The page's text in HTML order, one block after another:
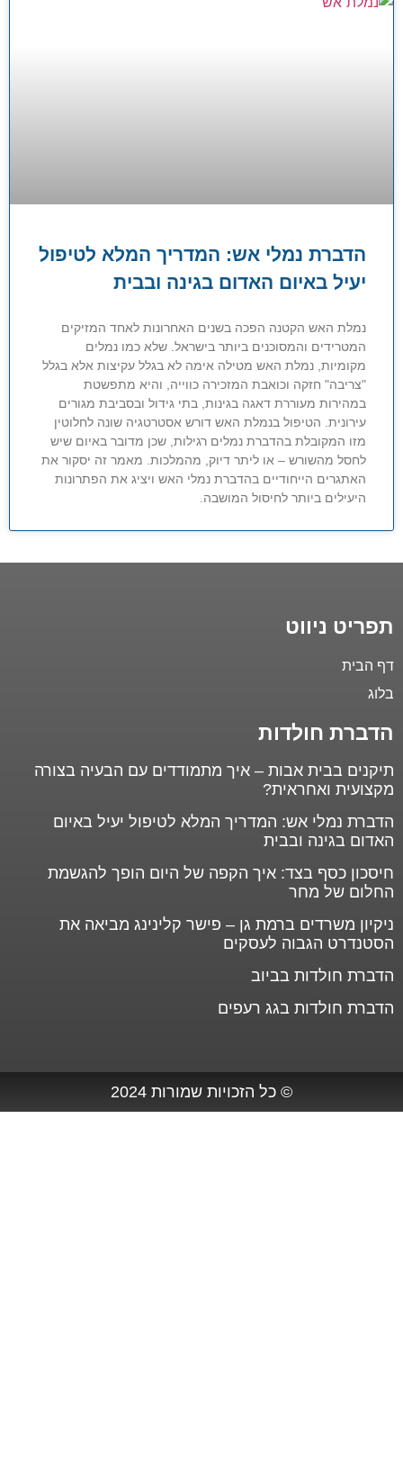
הדברת נמלי אש: המדריך המלא לטיפול
יעיל באיום האדום בגינה ובבית
נמלת האש הקטנה הפכה בשנים האחרונות לאחד המזיקים
המטרידים והמסוכנים ביותר בישראל. שלא כמו נמלים
מקומיות, נמלת האש מטילה אימה לא בגלל עקיצות אלא בגלל
"צריבה" חזקה וכואבת המזכירה כווייה, והיא מתפשטת
במהירות מעוררת דאגה בגינות, בתי גידול ובסביבת מגורים
עירונית. הטיפול בנמלת האש דורש אסטרטגיה שונה לחלוטין
מזו המקובלת בהדברת נמלים רגילות, שכן מדובר באיום שיש
לחסל מהשורש – או ליתר דיוק, מהמלכות. מאמר זה יסקור את
האתגרים הייחודיים בהדברת נמלי האש ויציג את הפתרונות
היעילים ביותר לחיסול המושבה.
תפריט ניווט
דף הבית
בלוג
הדברת חולדות
תיקנים בבית אבות – איך מתמודדים עם הבעיה בצורה
מקצועית ואחראית?
הדברת נמלי אש: המדריך המלא לטיפול יעיל באיום
האדום בגינה ובבית
חיסכון כסף בצד: איך הקפה של היום הופך להגשמת
החלום של מחר
ניקיון משרדים ברמת גן – פישר קלינינג מביאה את
הסטנדרט הגבוה לעסקים
הדברת חולדות בביוב
הדברת חולדות בגג רעפים
© כל הזכויות שמורות 2024